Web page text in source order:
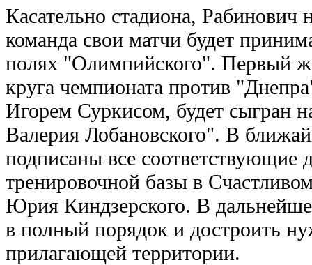
Касательно стадиона, Рабинович
команда свои матчи будет
полях "Олимпийского". Первый
круга чемпионата против
Игорем Суркисом, будет сыгран
Валерия Лобановского". В
подписаны все соответствующие
тренировочной базы в
Юрия Киндзерского. В
в полный порядок и достроить
прилагающей территории.